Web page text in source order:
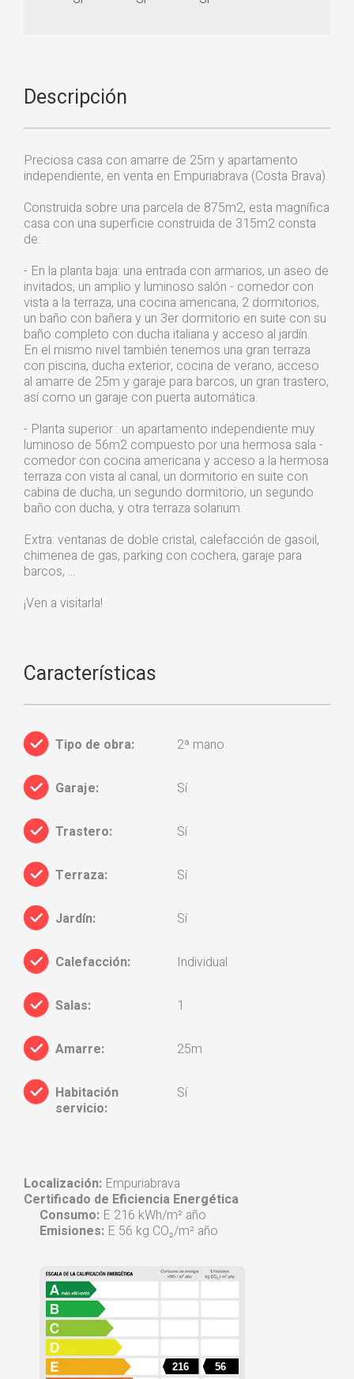
Descripción
Preciosa casa con amarre de 25m y apartamento
independiente, en venta en Empuriabrava (Costa Brava).
Construida sobre una parcela de 875m2, esta magnífica
casa con una superficie construida de 315m2 consta
de:
- En la planta baja: una entrada con armarios, un aseo de
invitados, un amplio y luminoso salón - comedor con
vista a la terraza, una cocina americana, 2 dormitorios,
un baño con bañera y un 3er dormitorio en suite con su
baño completo con ducha italiana y acceso al jardín.
En el mismo nivel también tenemos una gran terraza
con piscina, ducha exterior, cocina de verano, acceso
al amarre de 25m y garaje para barcos, un gran trastero,
así como un garaje con puerta automática.
- Planta superior : un apartamento independiente muy
luminoso de 56m2 compuesto por una hermosa sala -
comedor con cocina americana y acceso a la hermosa
terraza con vista al canal, un dormitorio en suite con
cabina de ducha, un segundo dormitorio, un segundo
baño con ducha, y otra terraza solarium.
Extra: ventanas de doble cristal, calefacción de gasoil,
chimenea de gas, parking con cochera, garaje para
barcos, ...
¡Ven a visitarla!
Características
Tipo de obra: 2ª mano
Garaje: Sí
Trastero: Sí
Terraza: Sí
Jardín: Sí
Calefacción: Individual
Salas: 1
Amarre: 25m
Habitación
servicio:
Sí
Localización: Empuriabrava
Certificado de Eficiencia Energética
Consumo: E 216 kWh/m² año
Emisiones: E 56 kg CO₂/m² año
216 56